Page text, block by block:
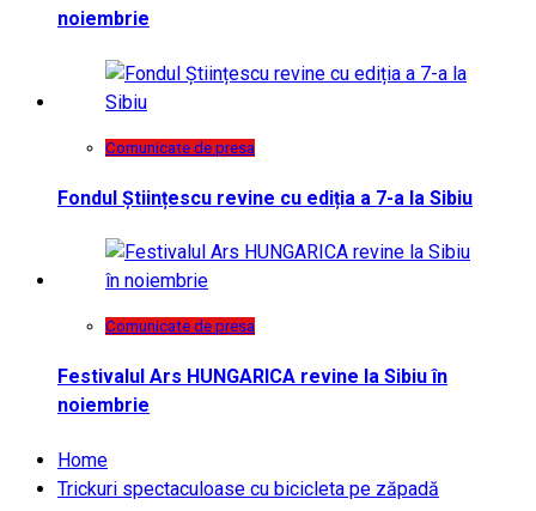
noiembrie
Comunicate de presa
Fondul Științescu revine cu ediția a 7-a la Sibiu
Comunicate de presa
Festivalul Ars HUNGARICA revine la Sibiu în
noiembrie
Home
Trickuri spectaculoase cu bicicleta pe zăpadă